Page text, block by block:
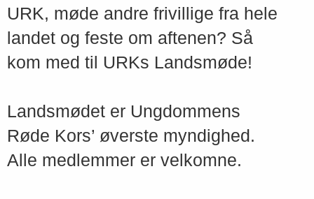
URK, møde andre frivillige fra hele
landet og feste om aftenen? Så
kom med til URKs Landsmøde!
Landsmødet er Ungdommens
Røde Kors’ øverste myndighed.
Alle medlemmer er velkomne.